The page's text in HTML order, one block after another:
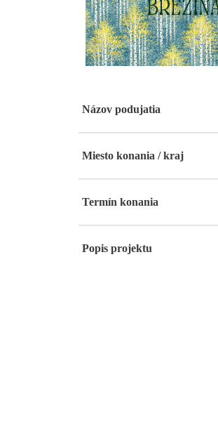
Názov podujatia
Miesto konania / kraj
Termín konania
Popis projektu